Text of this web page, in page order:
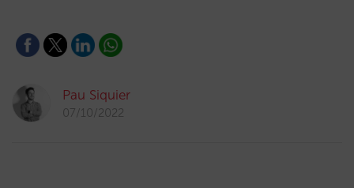
Pau Siquier
07/10/2022